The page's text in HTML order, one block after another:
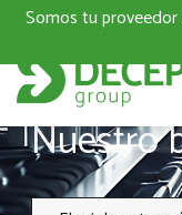
Somos tu
Nuestro